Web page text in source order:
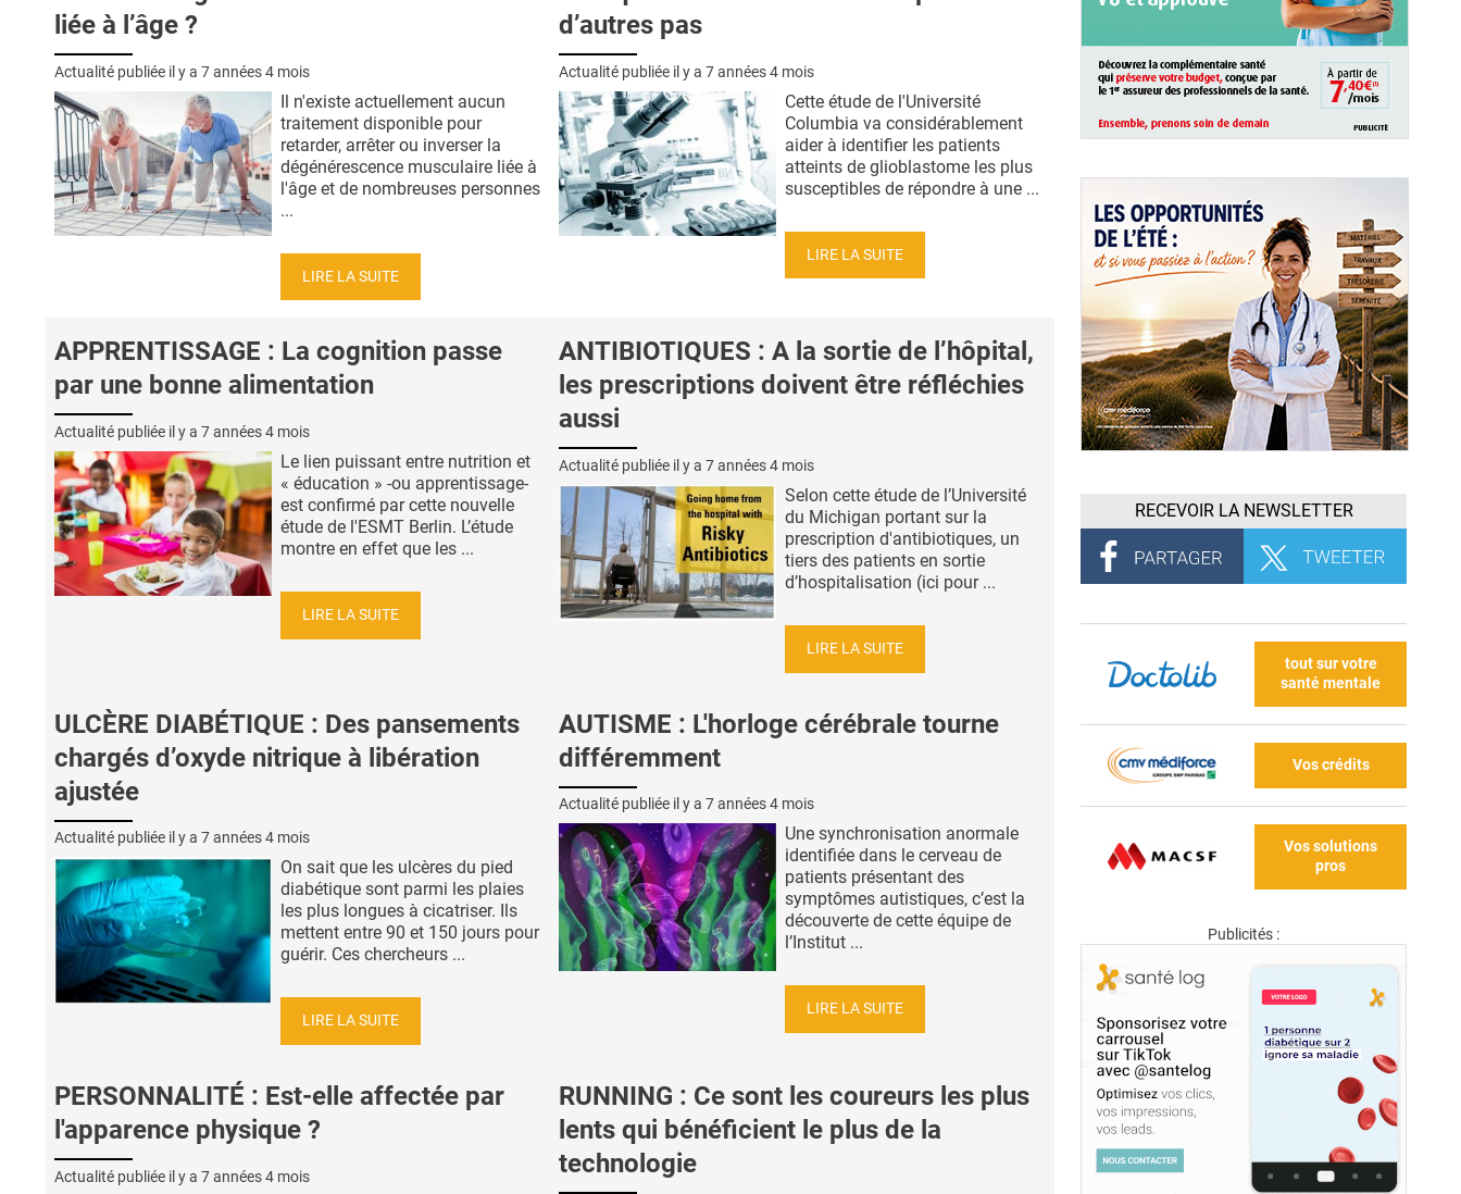
liée à l’âge ?
Actualité publiée il y a 7 années 4 mois
Il n'existe actuellement aucun
traitement disponible pour
retarder, arrêter ou inverser la
dégénérescence musculaire liée à
l'âge et de nombreuses personnes
...
LIRE LA SUITE
d’autres pas
Actualité publiée il y a 7 années 4 mois
Cette étude de l'Université
Columbia va considérablement
aider à identifier les patients
atteints de glioblastome les plus
susceptibles de répondre à une ...
LIRE LA SUITE
APPRENTISSAGE : La cognition passe
par une bonne alimentation
Actualité publiée il y a 7 années 4 mois
Le lien puissant entre nutrition et
« éducation » -ou apprentissage-
est confirmé par cette nouvelle
étude de l'ESMT Berlin. L’étude
montre en effet que les ...
LIRE LA SUITE
ANTIBIOTIQUES : A la sortie de l’hôpital,
les prescriptions doivent être réfléchies
aussi
Actualité publiée il y a 7 années 4 mois
Selon cette étude de l’Université
du Michigan portant sur la
prescription d'antibiotiques, un
tiers des patients en sortie
d’hospitalisation (ici pour ...
LIRE LA SUITE
ULCÈRE DIABÉTIQUE : Des pansements
chargés d’oxyde nitrique à libération
ajustée
Actualité publiée il y a 7 années 4 mois
On sait que les ulcères du pied
diabétique sont parmi les plaies
les plus longues à cicatriser. Ils
mettent entre 90 et 150 jours pour
guérir. Ces chercheurs ...
LIRE LA SUITE
AUTISME : L'horloge cérébrale tourne
différemment
Actualité publiée il y a 7 années 4 mois
Une synchronisation anormale
identifiée dans le cerveau de
patients présentant des
symptômes autistiques, c’est la
découverte de cette équipe de
l’Institut ...
LIRE LA SUITE
PERSONNALITÉ : Est-elle affectée par
l'apparence physique ?
Actualité publiée il y a 7 années 4 mois
RUNNING : Ce sont les coureurs les plus
lents qui bénéficient le plus de la
technologie
RECEVOIR LA NEWSLETTER
tout sur votre
santé mentale
Vos crédits
Vos solutions
pros
Publicités :